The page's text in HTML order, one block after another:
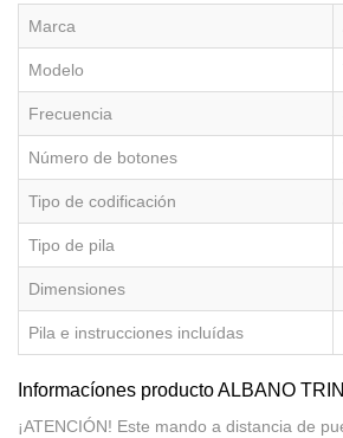
Marca
Modelo
Frecuencia
Número de botones
Tipo de codificación
Tipo de pila
Dimensiones
Pila e instrucciones incluídas
Informacíones producto ALBANO
¡ATENCIÓN! Este mando a distancia de